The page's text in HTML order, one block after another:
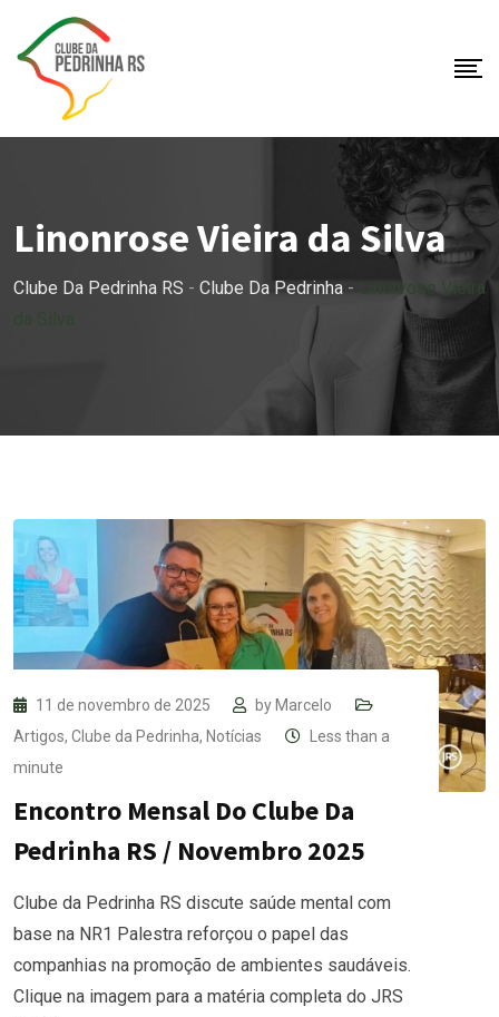
content
Linonrose Vieira da Silva
Clube Da Pedrinha RS - Clube Da Pedrinha -
Linonrose Vieira
11 de novembro de 2025 by Marcelo
Artigos, Clube da Pedrinha, Notícias
Less than a
minute
Encontro Mensal Do Clube Da
Pedrinha RS / Novembro 2025
Clube da Pedrinha RS discute saúde mental com
base na NR1 Palestra reforçou o papel das
companhias na promoção de ambientes saudáveis.
Clique na imagem para a matéria completa do JRS